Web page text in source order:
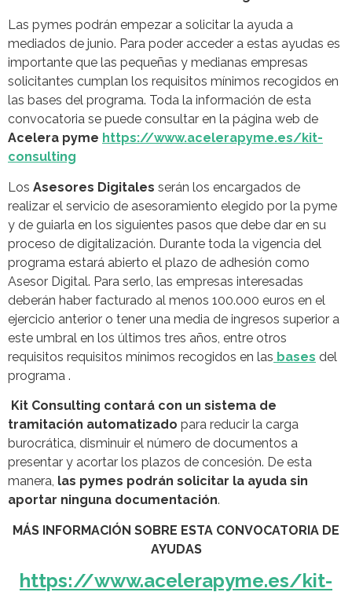
Las pymes podrán empezar a solicitar la ayuda a
mediados de junio. Para poder acceder a estas ayudas es
importante que las pequeñas y medianas empresas
solicitantes cumplan los requisitos mínimos recogidos en
las bases del programa. Toda la información de esta
convocatoria se puede consultar en la página web de
Acelera pyme https://www.acelerapyme.es/kit-
consulting
Los Asesores Digitales serán los encargados de
realizar el servicio de asesoramiento elegido por la pyme
y de guiarla en los siguientes pasos que debe dar en su
proceso de digitalización. Durante toda la vigencia del
programa estará abierto el plazo de adhesión como
Asesor Digital. Para serlo, las empresas interesadas
deberán haber facturado al menos 100.000 euros en el
ejercicio anterior o tener una media de ingresos superior a
este umbral en los últimos tres años, entre otros
requisitos requisitos mínimos recogidos en las bases del
programa .
Kit Consulting contará con un sistema de
tramitación automatizado para reducir la carga
burocrática, disminuir el número de documentos a
presentar y acortar los plazos de concesión. De esta
manera, las pymes podrán solicitar la ayuda sin
aportar ninguna documentación.
MÁS INFORMACIÓN SOBRE ESTA CONVOCATORIA DE
AYUDAS
https://www.acelerapyme.es/kit-